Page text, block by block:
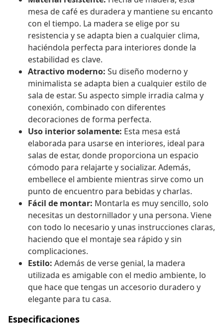
mesa de café es duradera y mantiene su encanto
con el tiempo. La madera se elige por su
resistencia y se adapta bien a cualquier clima,
haciéndola perfecta para interiores donde la
estabilidad es clave.
Atractivo moderno: Su diseño moderno y
minimalista se adapta bien a cualquier estilo de
sala de estar. Su aspecto simple irradia calma y
conexión, combinado con diferentes
decoraciones de forma perfecta.
Uso interior solamente: Esta mesa está
elaborada para usarse en interiores, ideal para
salas de estar, donde proporciona un espacio
cómodo para relajarte y socializar. Además,
embellece el ambiente mientras sirve como un
punto de encuentro para bebidas y charlas.
Fácil de montar: Montarla es muy sencillo, solo
necesitas un destornillador y una persona. Viene
con todo lo necesario y unas instrucciones claras,
haciendo que el montaje sea rápido y sin
complicaciones.
Estilo: Además de verse genial, la madera
utilizada es amigable con el medio ambiente, lo
que hace que tengas un accesorio duradero y
elegante para tu casa.
Especificaciones